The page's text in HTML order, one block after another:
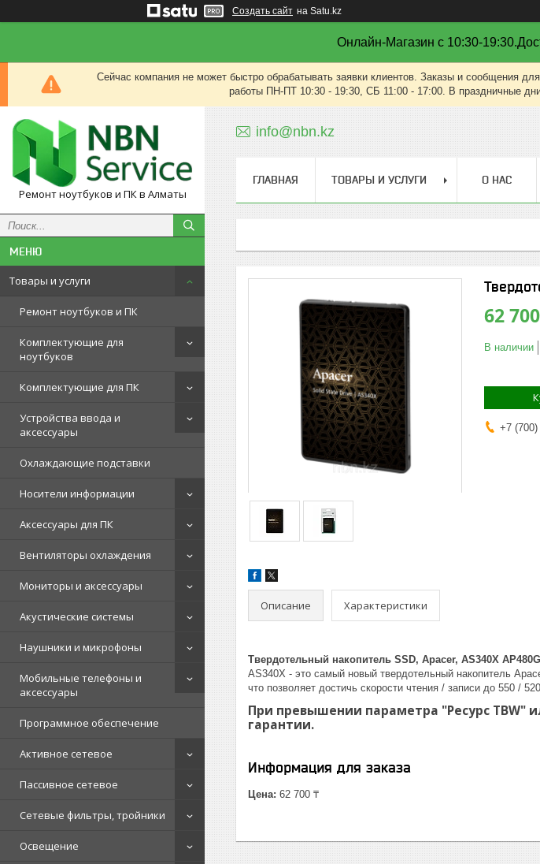
Создать сайт на Satu.kz
Онлайн-Магазин с 10:30-
Сейчас компания не может быстро обрабатывать заявки клиентов. Заказы и сообщения
работы ПН-ПТ 10:30 - 19:30, СБ 11:00 - 17:00. В праздничные
Ремонт ноутбуков и ПК в Алматы
Товары и услуги
Ремонт ноутбуков и ПК
Комплектующие для
ноутбуков
Комплектующие для ПК
Устройства ввода и
аксессуары
Охлаждающие подставки
Носители информации
Аксессуары для ПК
Вентиляторы охлаждения
Мониторы и аксессуары
Акустические системы
Наушники и микрофоны
Мобильные телефоны и
аксессуары
Программное обеспечение
Активное сетевое
Пассивное сетевое
Сетевые фильтры, тройники
Освещение
info@nbn.kz
ГЛАВНАЯ ТОВАРЫ И УСЛУГИ О НАС
62
В наличии
+7 (700)
Описание Характеристики
Твердотельный накопитель SSD, Apacer, AS340X
AS340X - это самый новый твердотельный накопитель
что позволяет достичь скорости чтения / записи до 550 /
При превышении параметра "Ресурс TBW"
гарантии.
Информация для заказа
Цена: 62 700 ₸